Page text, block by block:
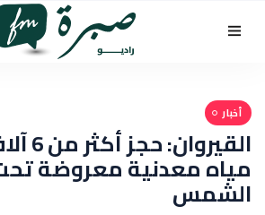
أخبار
مياه معدنية معروضة
الشمس